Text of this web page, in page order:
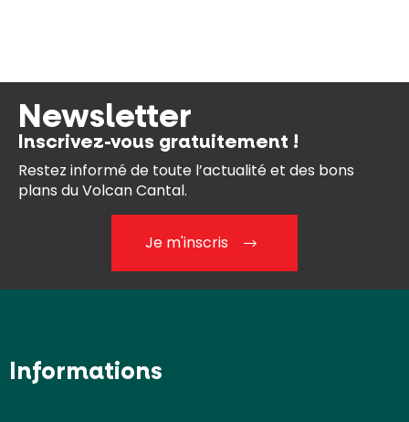
Newsletter
Inscrivez-vous gratuitement !
Restez informé de toute l’actualité et des bons
plans du Volcan Cantal.
Je m'inscris
Informations